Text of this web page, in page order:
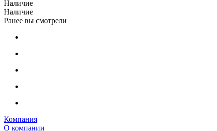
Наличие
Наличие
Ранее вы смотрели
Компания
О компании